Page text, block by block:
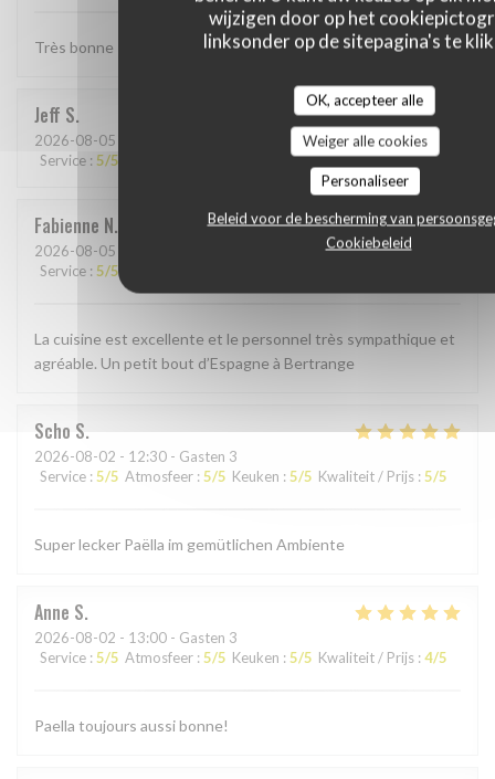
wijzigen door op het
linksonder op de sitepagina's te
OK, accepteer alle
Weiger alle cookies
Personaliseer
Beleid voor de bescherming van
Cookiebeleid
Très bonne Paella, quantité un peu petite . . .
Jeff S
2026-08-05
Service : 5/5 5/5 Kwaliteit / Prijs:4/5
Fabienne N
2026-08-05
Service : 5/5
La cuisine est excellente et le personnel très sympathique et
agréable. Un petit bout d’Espagne à Bertrange
Scho S
2026-08-02 - 12:30 - Gasten 3
Service : 5/5 Atmosfeer : 5/5 Keuken : 5/5 Kwaliteit / Prijs : 5/5
Super lecker Paëlla im gemütlichen Ambiente
Anne S
2026-08-02 - 13:00 - Gasten 3
Service : 5/5 Atmosfeer : 5/5 Keuken : 5/5 Kwaliteit / Prijs : 4/5
Paella toujours aussi bonne!